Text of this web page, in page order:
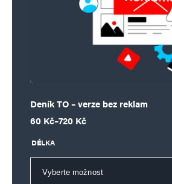
Deník TO – verze bez reklam
60 Kč–720 Kč
Rozpětí cen: 60 Kč až 720 Kč
DÉLKA